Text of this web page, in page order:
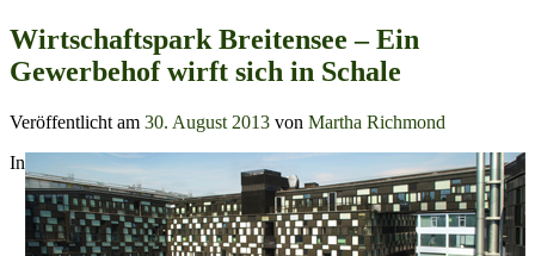
Wirtschaftspark Breitensee – Ein
Gewerbehof wirft sich in Schale
Veröffentlicht am 30. August 2013 von Martha Richmond
In